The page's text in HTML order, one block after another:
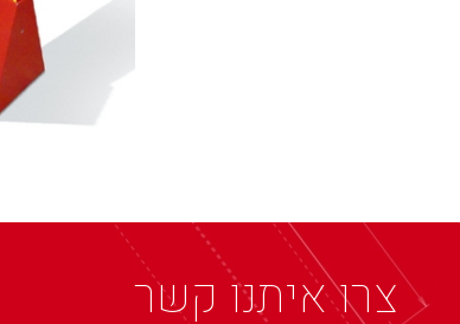
צרו איתנו קשר